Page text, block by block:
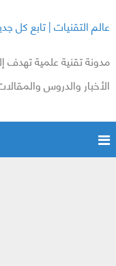
عالم التقنيات | تابع كل
مدونة تقنية علمية تهدف
الأخبار والدروس